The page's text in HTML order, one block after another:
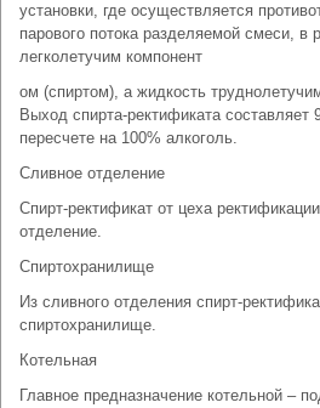
установки, где осуществляется
парового потока разделяемой смеси, в
легколетучим компонент
ом (спиртом), а жидкость
Выход спирта-ректификата составляет
пересчете на 100% алкоголь.
Сливное отделение
Спирт-ректификат от цеха
отделение.
Спиртохранилище
Из сливного отделения спирт-
спиртохранилище.
Котельная
Главное предназначение котельной –